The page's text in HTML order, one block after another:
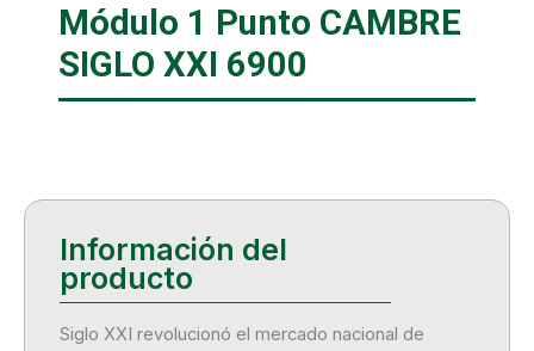
Módulo 1 Punto CAMBRE
SIGLO XXI 6900
Siglo XXI revolucionó el mercado nacional de